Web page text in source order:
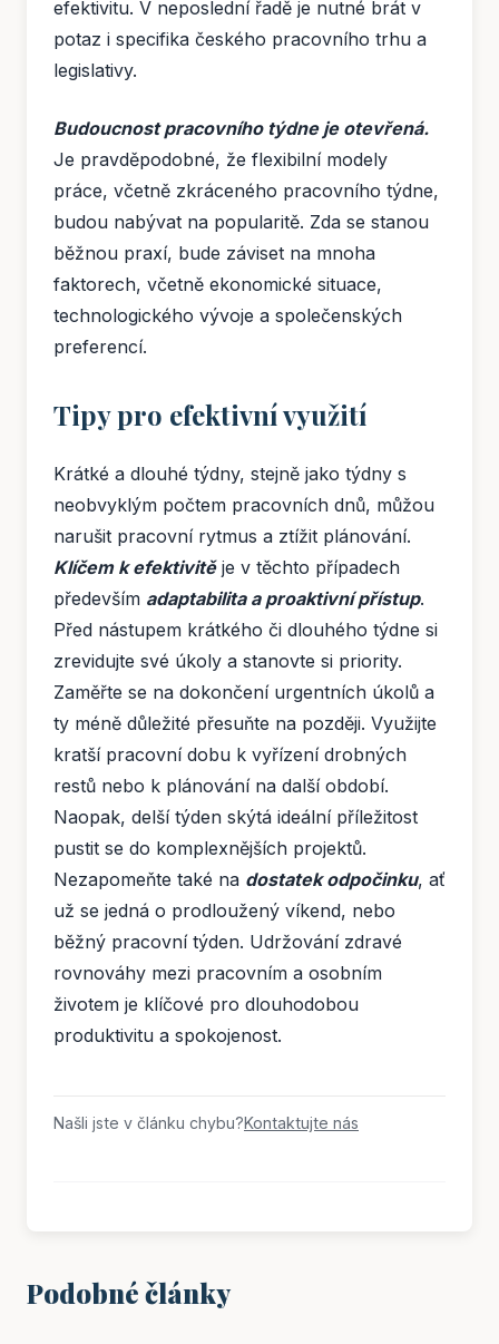
efektivitu. V neposlední řadě je nutné brát v
potaz i specifika českého pracovního trhu a
legislativy.
Budoucnost pracovního týdne je otevřená.
Je pravděpodobné, že flexibilní modely
práce, včetně zkráceného pracovního týdne,
budou nabývat na popularitě. Zda se stanou
běžnou praxí, bude záviset na mnoha
faktorech, včetně ekonomické situace,
technologického vývoje a společenských
preferencí.
Tipy pro efektivní využití
Krátké a dlouhé týdny, stejně jako týdny s
neobvyklým počtem pracovních dnů, můžou
narušit pracovní rytmus a ztížit plánování.
Klíčem k efektivitěje v těchto případech
především adaptabilita a proaktivní přístup.
Před nástupem krátkého či dlouhého týdne si
zrevidujte své úkoly a stanovte si priority.
Zaměřte se na dokončení urgentních úkolů a
ty méně důležité přesuňte na později. Využijte
kratší pracovní dobu k vyřízení drobných
restů nebo k plánování na další období.
Naopak, delší týden skýtá ideální příležitost
pustit se do komplexnějších projektů.
Nezapomeňte také na dostatek odpočinku, ať
už se jedná o prodloužený víkend, nebo
běžný pracovní týden. Udržování zdravé
rovnováhy mezi pracovním a osobním
životem je klíčové pro dlouhodobou
produktivitu a spokojenost.
Našli jste v článku chybu?Kontaktujte nás
Podobné články